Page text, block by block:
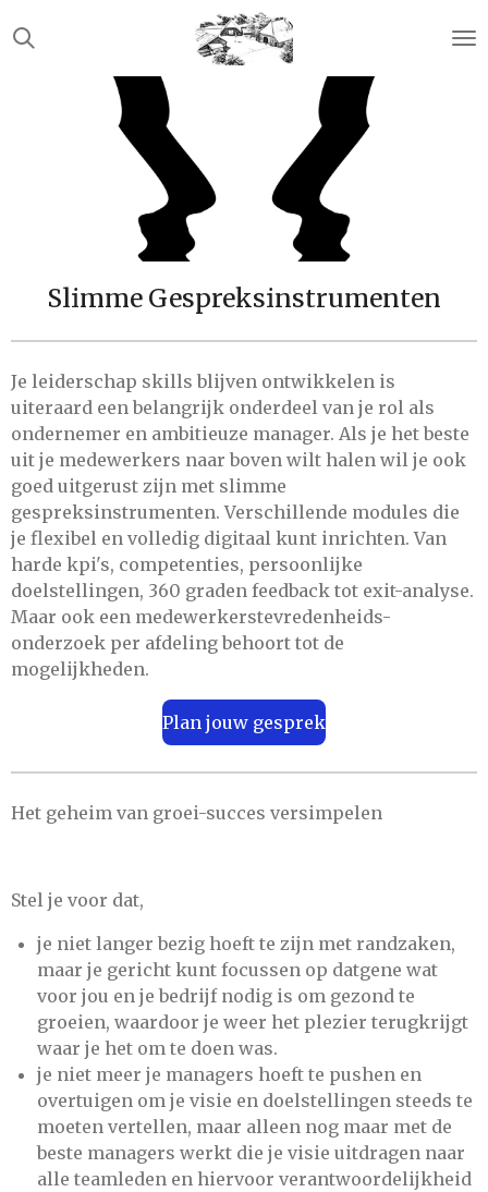
direct
Slimme Gespreksinstrumenten
Je leiderschap skills blijven ontwikkelen is
uiteraard een belangrijk onderdeel van je rol als
ondernemer en ambitieuze manager. Als je het beste
uit je medewerkers naar boven wilt halen wil je ook
goed uitgerust zijn met slimme
gespreksinstrumenten. Verschillende modules die
je flexibel en volledig digitaal kunt inrichten. Van
harde kpi's, competenties, persoonlijke
doelstellingen, 360 graden feedback tot exit-analyse.
Maar ook een medewerkerstevredenheids-
onderzoek per afdeling behoort tot de
mogelijkheden.
Plan jouw gesprek
Het geheim van groei-succes versimpelen
Stel je voor dat,
je niet langer bezig hoeft te zijn met randzaken,
maar je gericht kunt focussen op datgene wat
voor jou en je bedrijf nodig is om gezond te
groeien, waardoor je weer het plezier terugkrijgt
waar je het om te doen was.
je niet meer je managers hoeft te pushen en
overtuigen om je visie en doelstellingen steeds te
moeten vertellen, maar alleen nog maar met de
beste managers werkt die je visie uitdragen naar
alle teamleden en hiervoor verantwoordelijkheid